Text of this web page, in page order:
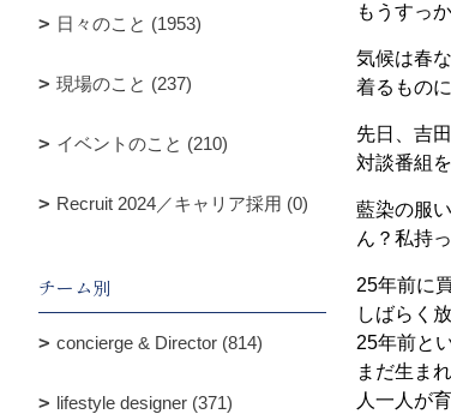
もうすっ
気候は春
着るもの
先日、吉
対談番組
藍染の服
ん？私持
25年前に
しばらく
25年前と
まだ生ま
人一人が
日々のこと (1953)
現場のこと (237)
イベントのこと (210)
Recruit 2024／キャリア採用 (0)
チーム別
concierge & Director (814)
lifestyle designer (371)